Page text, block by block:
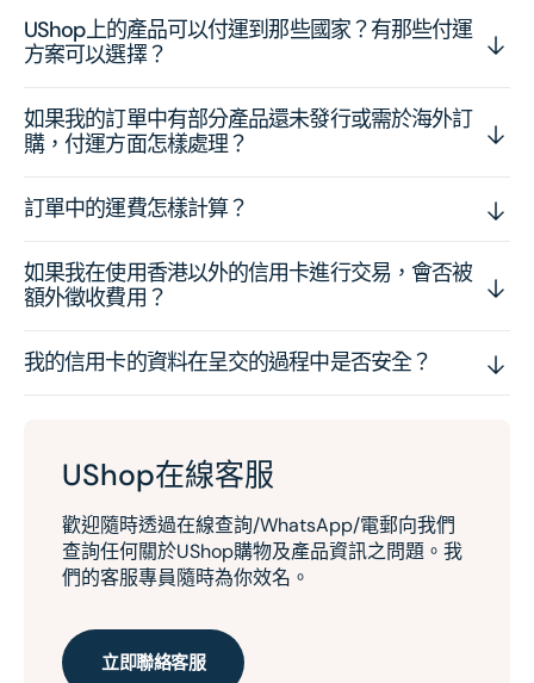
UShop上的產品可以付運到那些國家？有那些付運
方案可以選擇？
如果我的訂單中有部分產品還未發行或需於海外訂
購，付運方面怎樣處理？
訂單中的運費怎樣計算？
如果我在使用香港以外的信用卡進行交易，會否被
額外徵收費用？
我的信用卡的資料在呈交的過程中是否安全？
UShop在線客服
歡迎隨時透過在線查詢/WhatsApp/電郵向我們
查詢任何關於UShop購物及產品資訊之問題。我
們的客服專員隨時為你效名。
立即聯絡客服